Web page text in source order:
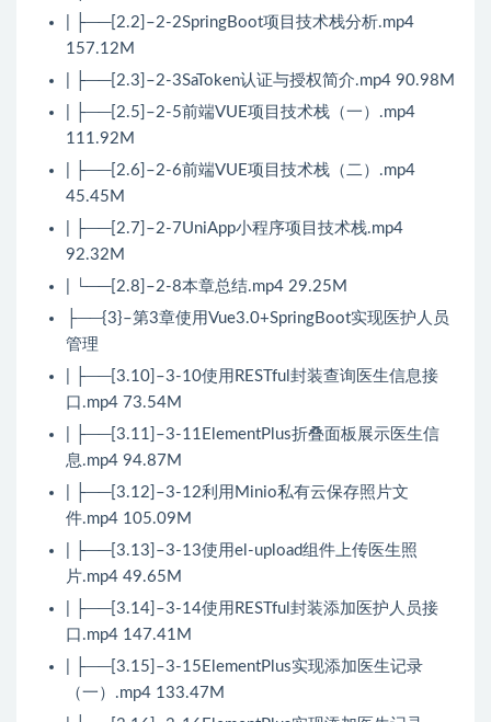
| ├──[2.2]–2-2SpringBoot项目技术栈分析.mp4
157.12M
| ├──[2.3]–2-3SaToken认证与授权简介.mp4 90.98M
| ├──[2.5]–2-5前端VUE项目技术栈（一）.mp4
111.92M
| ├──[2.6]–2-6前端VUE项目技术栈（二）.mp4
45.45M
| ├──[2.7]–2-7UniApp小程序项目技术栈.mp4
92.32M
| └──[2.8]–2-8本章总结.mp4 29.25M
├──{3}–第3章使用Vue3.0+SpringBoot实现医护人员
管理
| ├──[3.10]–3-10使用RESTful封装查询医生信息接
口.mp4 73.54M
| ├──[3.11]–3-11ElementPlus折叠面板展示医生信
息.mp4 94.87M
| ├──[3.12]–3-12利用Minio私有云保存照片文
件.mp4 105.09M
| ├──[3.13]–3-13使用el-upload组件上传医生照
片.mp4 49.65M
| ├──[3.14]–3-14使用RESTful封装添加医护人员接
口.mp4 147.41M
| ├──[3.15]–3-15ElementPlus实现添加医生记录
（一）.mp4 133.47M